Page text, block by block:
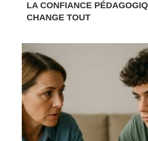
LA CONFIANCE
CHANGE TOUT